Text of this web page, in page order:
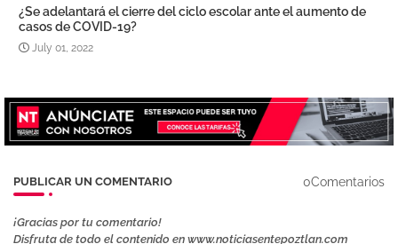
¿Se adelantará el cierre del ciclo escolar ante el aumento de
casos de COVID-19?
July 01, 2022
PUBLICAR UN COMENTARIO 0Comentarios
¡Gracias por tu comentario!
Disfruta de todo el contenido en www.noticiasentepoztlan.com